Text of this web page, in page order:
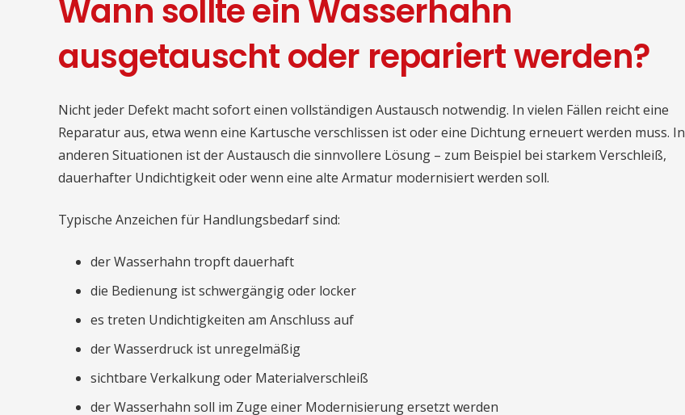
Wann sollte ein Wasserhahn
ausgetauscht oder repariert werden?
Nicht jeder Defekt macht sofort einen vollständigen Austausch notwendig. In vielen Fällen reicht eine
Reparatur aus, etwa wenn eine Kartusche verschlissen ist oder eine Dichtung erneuert werden muss. In
anderen Situationen ist der Austausch die sinnvollere Lösung – zum Beispiel bei starkem Verschleiß,
dauerhafter Undichtigkeit oder wenn eine alte Armatur modernisiert werden soll.
Typische Anzeichen für Handlungsbedarf sind:
der Wasserhahn tropft dauerhaft
die Bedienung ist schwergängig oder locker
es treten Undichtigkeiten am Anschluss auf
der Wasserdruck ist unregelmäßig
sichtbare Verkalkung oder Materialverschleiß
der Wasserhahn soll im Zuge einer Modernisierung ersetzt werden